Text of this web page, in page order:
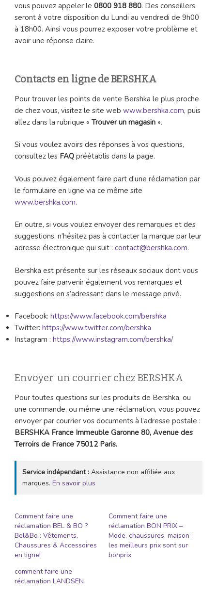
vous pouvez appeler le 0800 918 880. Des conseillers
seront à votre disposition du Lundi au vendredi de 9h00
à 18h00. Ainsi vous pourrez exposer votre problème et
avoir une réponse claire.
Contacts en ligne de BERSHKA
Pour trouver les points de vente Bershka le plus proche
de chez vous, visitez le site web www.bershka.com, puis
allez dans la rubrique « Trouver un magasin ».
Si vous voulez avoirs des réponses à vos questions,
consultez les FAQ préétablis dans la page.
Vous pouvez également faire part d’une réclamation par
le formulaire en ligne via ce même site
www.bershka.com.
En outre, si vous voulez envoyer des remarques et des
suggestions, n’hésitez pas à contacter la marque par leur
adresse électronique qui suit : contact@bershka.com.
Bershka est présente sur les réseaux sociaux dont vous
pouvez faire parvenir également vos remarques et
suggestions en s’adressant dans le message privé.
Facebook: https://www.facebook.com/bershka
Twitter: https://www.twitter.com/bershka
Instagram : https://www.instagram.com/bershka/
Envoyer un courrier chez BERSHKA
Pour toutes questions sur les produits de Bershka, ou
une commande, ou même une réclamation, vous pouvez
envoyer par courrier vos documents à l’adresse postale :
BERSHKA France Immeuble Garonne 80, Avenue des
Terroirs de France 75012 Paris.
Service indépendant : Assistance non affiliée aux
marques. En savoir plus
Comment faire une
réclamation BEL & BO ?
Bel&Bo : Vêtements,
Chaussures & Accessoires
en ligne!
Comment faire une
réclamation BON PRIX –
Mode, chaussures, maison :
les meilleurs prix sont sur
bonprix
comment faire une
réclamation LANDSEN